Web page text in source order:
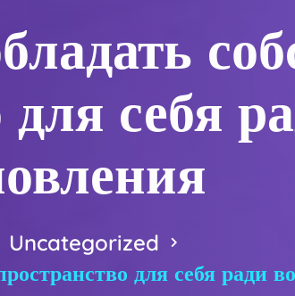
себя
Uncategorized
для себя ради